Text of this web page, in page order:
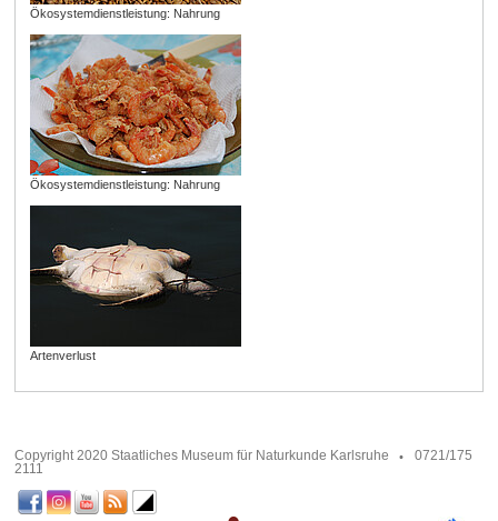
Ökosystemdienstleistung: Nahrung
Ökosystemdienstleistung: Nahrung
Artenverlust
Copyright 2020 Staatliches Museum für Naturkunde Karlsruhe
0721/175
2111